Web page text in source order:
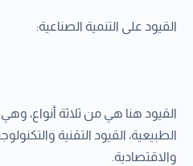
القيود على التنمية الصناعية:
القيود هنا هي من ثلاثة أنواع، وهي:
الطبيعية، القيود التقنية
والاقتصادية.